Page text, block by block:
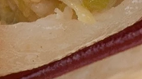
９：００～１７：００
作業中等の場合は転送になります。
す。
０２４１－２８－５８３０
ご注文いただいてからリファックス